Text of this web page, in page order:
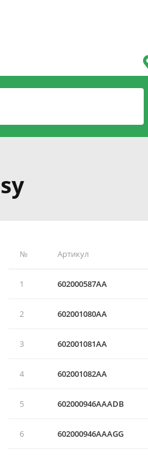
№ Артикул
1 602000587AA
2 602001080AA
3 602001081AA
4 602001082AA
5 602000946AAADB
6 602000946AAAGG